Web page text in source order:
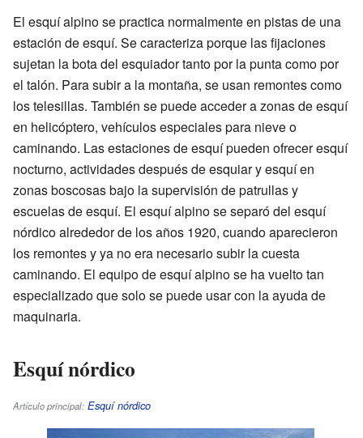
El esquí alpino se practica normalmente en pistas de una
estación de esquí. Se caracteriza porque las fijaciones
sujetan la bota del esquiador tanto por la punta como por
el talón. Para subir a la montaña, se usan remontes como
los telesillas. También se puede acceder a zonas de esquí
en helicóptero, vehículos especiales para nieve o
caminando. Las estaciones de esquí pueden ofrecer esquí
nocturno, actividades después de esquiar y esquí en
zonas boscosas bajo la supervisión de patrullas y
escuelas de esquí. El esquí alpino se separó del esquí
nórdico alrededor de los años 1920, cuando aparecieron
los remontes y ya no era necesario subir la cuesta
caminando. El equipo de esquí alpino se ha vuelto tan
especializado que solo se puede usar con la ayuda de
maquinaria.
Esquí nórdico
Artículo principal: Esquí nórdico